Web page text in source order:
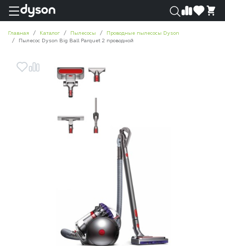
Главная Каталог Пылесосы
Проводные пылесосы Dyson
Пылесос Dyson Big Ball Parquet 2 проводной